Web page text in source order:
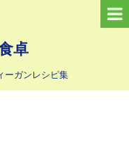
卓
ーガンレシピ集